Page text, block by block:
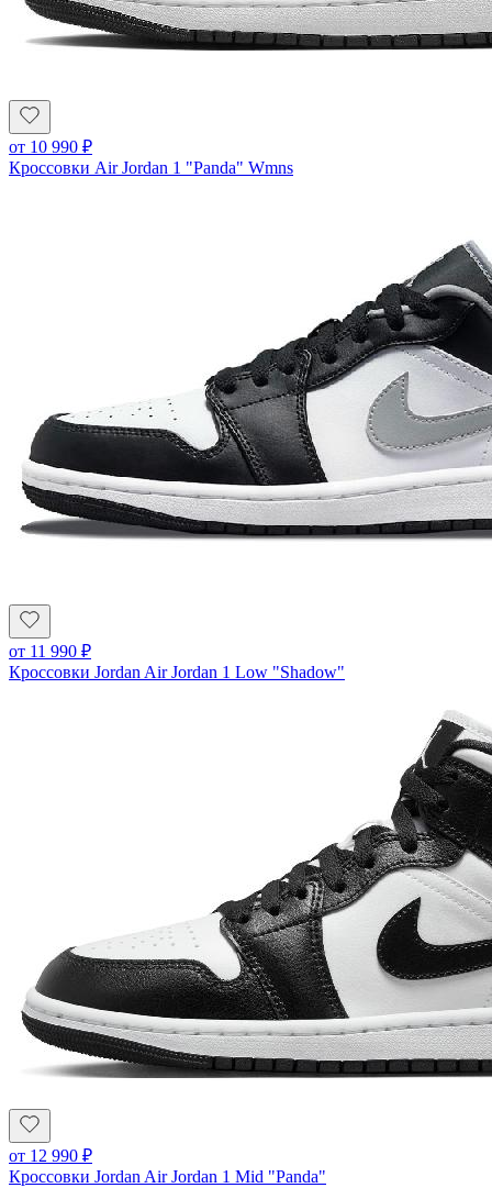
от 10 990 ₽
Кроссовки Air Jordan 1 "Panda" Wmns
от 11 990 ₽
Кроссовки Jordan Air Jordan 1 Low "Shadow"
от 12 990 ₽
Кроссовки Jordan Air Jordan 1 Mid "Panda"